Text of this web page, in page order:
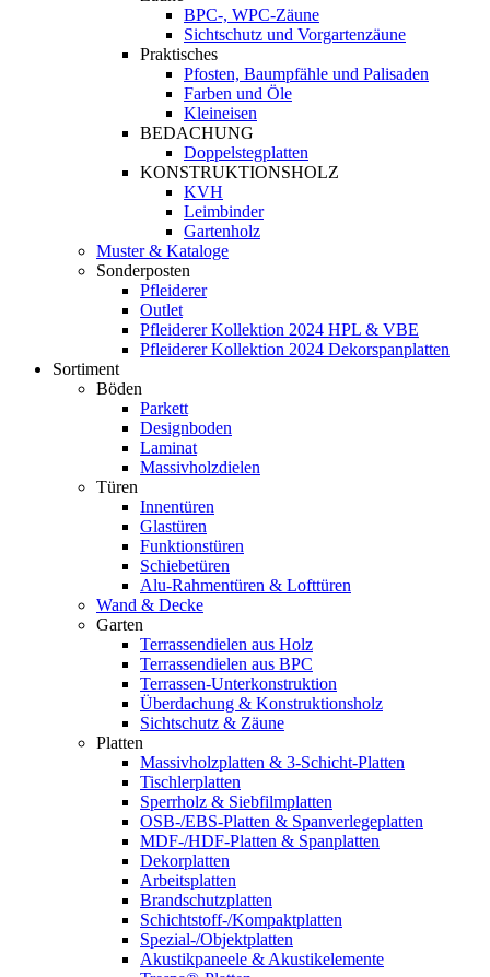
BPC-, WPC-Zäune
Sichtschutz und Vorgartenzäune
Praktisches
Pfosten, Baumpfähle und Palisaden
Farben und Öle
Kleineisen
BEDACHUNG
Doppelstegplatten
KONSTRUKTIONSHOLZ
KVH
Leimbinder
Gartenholz
Muster & Kataloge
Sonderposten
Pfleiderer
Outlet
Pfleiderer Kollektion 2024 HPL & VBE
Pfleiderer Kollektion 2024 Dekorspanplatten
Sortiment
Böden
Parkett
Designboden
Laminat
Massivholzdielen
Türen
Innentüren
Glastüren
Funktionstüren
Schiebetüren
Alu-Rahmentüren & Lofttüren
Wand & Decke
Garten
Terrassendielen aus Holz
Terrassendielen aus BPC
Terrassen-Unterkonstruktion
Überdachung & Konstruktionsholz
Sichtschutz & Zäune
Platten
Massivholzplatten & 3-Schicht-Platten
Tischlerplatten
Sperrholz & Siebfilmplatten
OSB-/EBS-Platten & Spanverlegeplatten
MDF-/HDF-Platten & Spanplatten
Dekorplatten
Arbeitsplatten
Brandschutzplatten
Schichtstoff-/Kompaktplatten
Spezial-/Objektplatten
Akustikpaneele & Akustikelemente